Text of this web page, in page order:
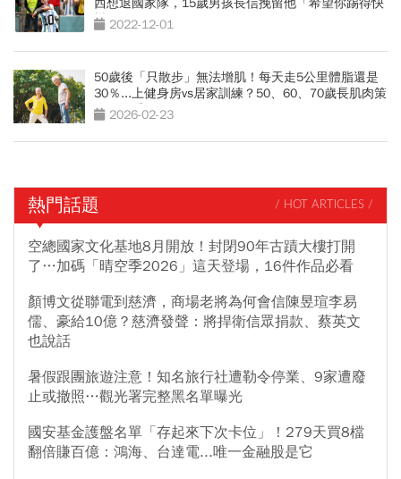
樂」2022-12-01
50歲後「只散步」無法增肌！每天走5公里體脂還是
30％...上健身房vs居家訓練？50、60、70歲長肌肉策
略一次看
2026-02-23
熱門話題 / HOT ARTICLES /
空總國家文化基地8月開放！封閉90年古蹟大樓打開
了…加碼「晴空季2026」這天登場，16件作品必看
顏博文從聯電到慈濟，商場老將為何會信陳昱瑄李易
儒、豪給10億？慈濟發聲：將捍衛信眾捐款、蔡英文
也說話
暑假跟團旅遊注意！知名旅行社遭勒令停業、9家遭廢
止或撤照…觀光署完整黑名單曝光
國安基金護盤名單「存起來下次卡位」！279天買8檔
翻倍賺百億：鴻海、台達電...唯一金融股是它